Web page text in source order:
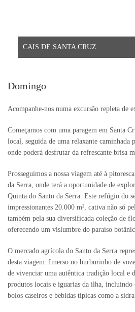
CAIS DE SANTA CRUZ
Domingo
Acompanhe-nos numa excursão repleta de
Começamos com uma paragem em Santa
local, seguida de uma relaxante caminhada
onde poderá desfrutar da refrescante brisa
Prosseguimos a nossa viagem até à
da Serra, onde terá a oportunidade de
Quinta do Santo da Serra. Este refúgio do
impressionantes 20.000 m², cativa não só
também pela sua diversificada coleção de
oferecendo um vislumbre do paraíso
O mercado agrícola do Santo da Serra
desta viagem. Imerso no burburinho de
de vivenciar uma autêntica tradição local e
produtos locais e iguarias da ilha, incluindo
bolos caseiros e bebidas típicas como a